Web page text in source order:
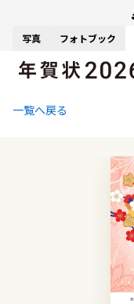
写真 フォトブック
一覧へ戻る